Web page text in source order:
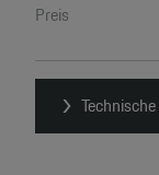
Preis